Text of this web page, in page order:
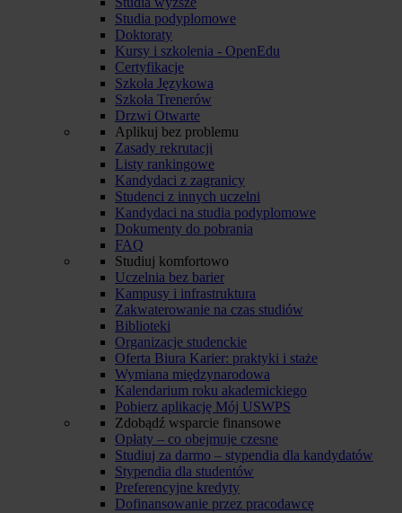
Studia podyplomowe
Doktoraty
Kursy i szkolenia - OpenEdu
Certyfikacje
Szkoła Językowa
Szkoła Trenerów
Drzwi Otwarte
Aplikuj bez problemu
Zasady rekrutacji
Listy rankingowe
Kandydaci z zagranicy
Studenci z innych uczelni
Kandydaci na studia podyplomowe
Dokumenty do pobrania
FAQ
Studiuj komfortowo
Uczelnia bez barier
Kampusy i infrastruktura
Zakwaterowanie na czas studiów
Biblioteki
Organizacje studenckie
Oferta Biura Karier: praktyki i staże
Wymiana międzynarodowa
Kalendarium roku akademickiego
Pobierz aplikację Mój USWPS
Zdobądź wsparcie finansowe
Opłaty – co obejmuje czesne
Studiuj za darmo – stypendia dla kandydatów
Stypendia dla studentów
Preferencyjne kredyty
Dofinansowanie przez pracodawcę